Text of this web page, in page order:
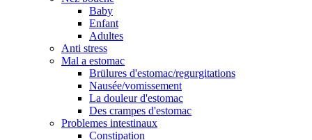
Baby
Enfant
Adultes
Anti stress
Mal a estomac
Brülures d'estomac/regurgitations
Nausée/vomissement
La douleur d'estomac
Des crampes d'estomac
Problemes intestinaux
Constipation